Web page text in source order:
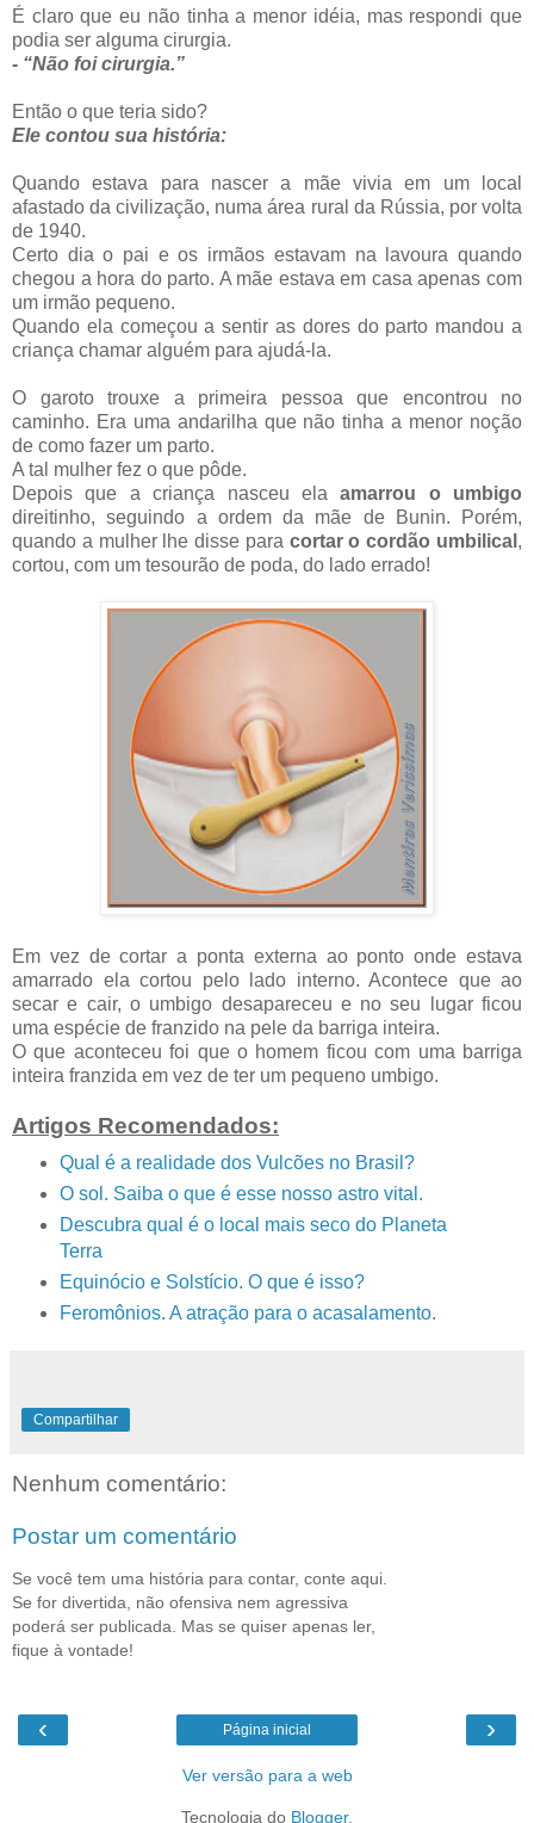
É claro que eu não tinha a menor idéia, mas respondi que
podia ser alguma cirurgia.
- “Não foi cirurgia.”
Então o que teria sido?
Ele contou sua história:
Quando estava para nascer a mãe vivia em um local
afastado da civilização, numa área rural da Rússia, por volta
de 1940.
Certo dia o pai e os irmãos estavam na lavoura quando
chegou a hora do parto. A mãe estava em casa apenas com
um irmão pequeno.
Quando ela começou a sentir as dores do parto mandou a
criança chamar alguém para ajudá-la.
O garoto trouxe a primeira pessoa que encontrou no
caminho. Era uma andarilha que não tinha a menor noção
de como fazer um parto.
A tal mulher fez o que pôde.
Depois que a criança nasceu elaamarrou o umbigo
direitinho, seguindo a ordem da mãe de Bunin. Porém,
quando a mulher lhe disse para cortar o cordão umbilical ,
cortou, com um tesourão de poda, do lado errado!
Em vez de cortar a ponta externa ao ponto onde estava
amarrado ela cortou pelo lado interno. Acontece que ao
secar e cair, o umbigo desapareceu e no seu lugar ficou
uma espécie de franzido na pele da barriga inteira.
O que aconteceu foi que o homem ficou com uma barriga
inteira franzida em vez de ter um pequeno umbigo.
Artigos Recomendados:
Qual é a realidade dos Vulcões no Brasil?
O sol. Saiba o que é esse nosso astro vital.
Descubra qual é o local mais seco do Planeta
Terra
Equinócio e Solstício. O que é isso?
Feromônios. A atração para o acasalamento.
Compartilhar
Nenhum comentário:
Postar um comentário
Se você tem uma história para contar, conte aqui.
Se for divertida, não ofensiva nem agressiva
poderá ser publicada. Mas se quiser apenas ler,
fique à vontade!
‹ ›
Página inicial
Ver versão para a web
Tecnologia do Blogger.